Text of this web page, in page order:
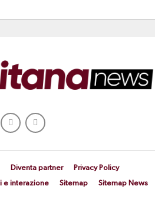
Diventa partner
Privacy Policy
e interazione
Sitemap Sitemap News